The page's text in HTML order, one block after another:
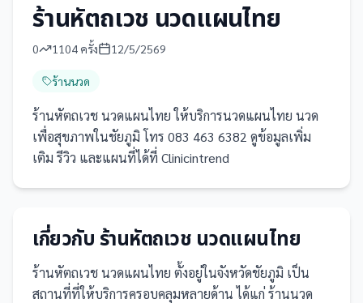
ร้านหัตถเวช นวดแผนไทย
0 1104 ครั้ง 12/5/2569
ร้านนวด
ร้านหัตถเวช นวดแผนไทย ให้บริการนวดแผนไทย นวด
เพื่อสุขภาพในชัยภูมิ โทร 083 463 6382 ดูข้อมูลเพิ่ม
เติม รีวิว และแผนที่ได้ที่ Clinicintrend
เกี่ยวกับร้านหัตถเวช นวดแผนไทย
ร้านหัตถเวช นวดแผนไทย ตั้งอยู่ในจังหวัดชัยภูมิ เป็น
สถานที่ที่ให้บริการครอบคลุมหลายด้าน ได้แก่ ร้านนวด